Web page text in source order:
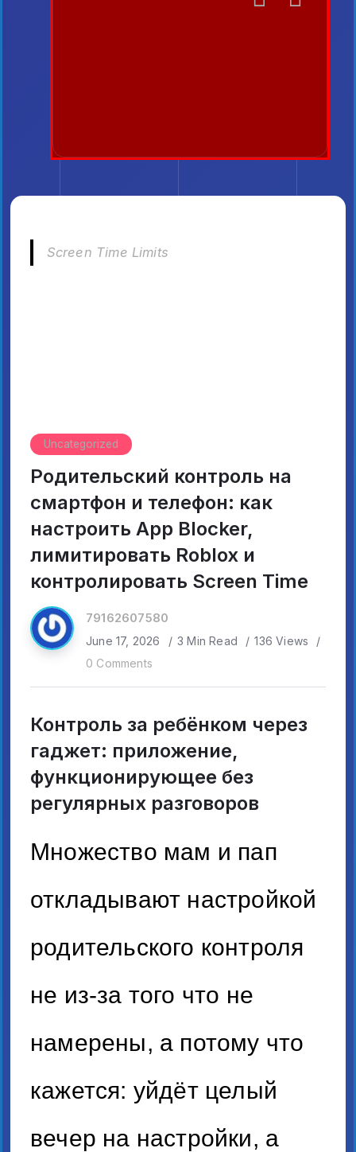
Screen Time Limits
Uncategorized
Родительский контроль на
смартфон и телефон: как
настроить App Blocker,
лимитировать Roblox и
контролировать Screen Time
79162607580
June 17, 2026 3 Min Read
136 Views
0 Comments
Контроль за ребёнком через
гаджет: приложение,
функционирующее без
регулярных разговоров
Множество мам и пап
откладывают настройкой
родительского контроля
не из-за того что не
намерены, а потому что
кажется: уйдёт целый
вечер на настройки, а